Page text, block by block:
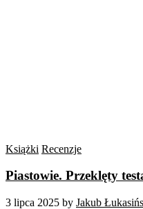
Książki Recenzje
Piastowie. Przeklęty
3 lipca 2025 by Jakub